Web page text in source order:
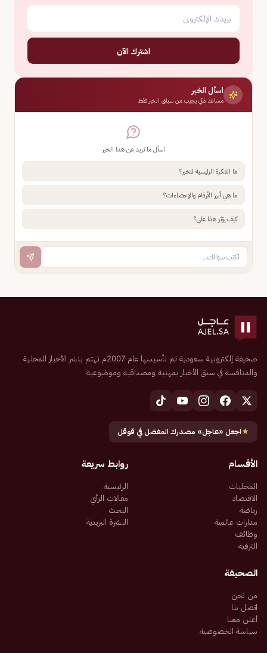
اشترك الآن
اسأل الخبر
مساعد ذكي يجيب من سياق الخبر فقط
اسأل ما تريد عن هذا الخبر
ما الفكرة الرئيسية للخبر؟
ما هي أبرز الأرقام والإحصاءات؟
كيف يؤثر هذا علي؟
صحيفة إلكترونية سعودية تم تأسيسها عام 2007م تهتم بنشر الأخبار المحلية
والمنافسة في سبق الأخبار بمهنية ومصداقية وموضوعية
★اجعل «عاجل» مصدرك المفضل في قوقل
الأقسام
المحليات
الاقتصاد
رياضة
مدارات عالمية
وظائف
الترفيه
روابط سريعة
الرئيسية
مقالات الرأي
البحث
النشرة البريدية
الصحيفة
من نحن
اتصل بنا
أعلن معنا
سياسة الخصوصية